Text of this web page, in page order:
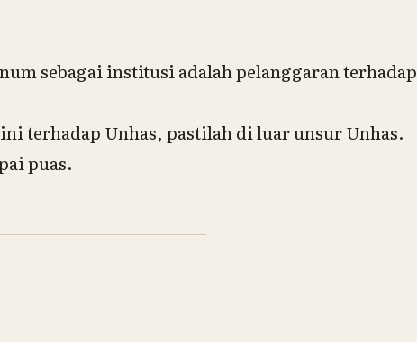
sebagai institusi adalah pelanggaran terhadap
terhadap Unhas, pastilah di luar unsur Unhas.
puas.